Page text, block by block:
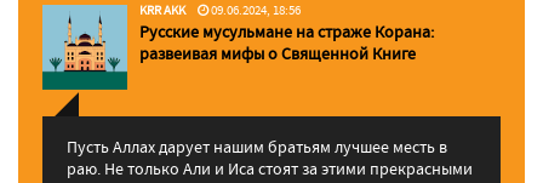
KRR AKK 09.06.2024, 18:56
Русские мусульмане на страже Корана:
pазвеивая мифы о Священной Книге
Пусть Аллах дарует нашим братьям лучшее месть в
раю. Не только Али и Иса стоят за этими прекрасными